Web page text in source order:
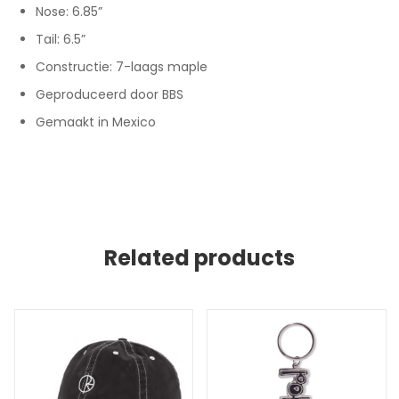
Nose: 6.85”
Tail: 6.5”
Constructie: 7-laags maple
Geproduceerd door BBS
Gemaakt in Mexico
Related products